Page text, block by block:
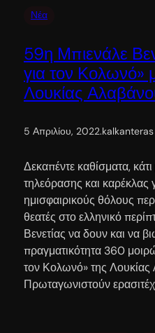
Νέα
59η Μπιενάλε
για τον Κολωνό»
Λουκίας
5 Απριλίου, 2022.kalkanteras
Δεκαπέντε καθίσματα,
τηλεόρασης και καρέκλας
ημισφαιρικούς θόλους
θεατές στο ελληνικό
Βενετίας να δουν και να
πραγματικότητα 360
τον Κολωνό» της Λουκίας
Πρωταγωνιστούν